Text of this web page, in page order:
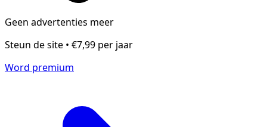
Geen advertenties meer
Steun de site • €7,99 per jaar
Word premium